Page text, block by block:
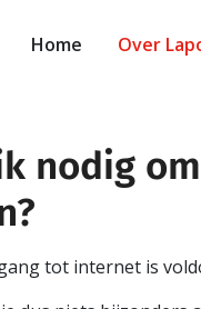
Home Over
nodig
tot internet is